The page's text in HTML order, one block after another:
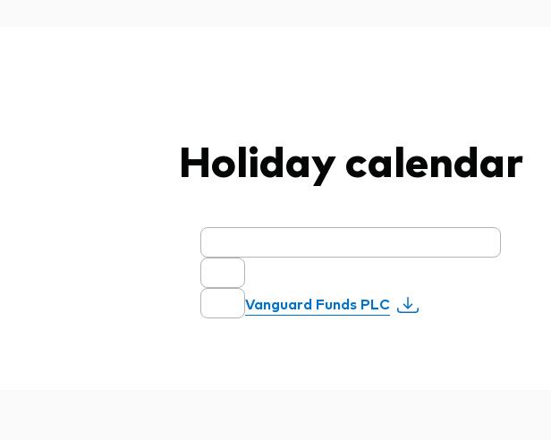
Holiday calendar
Vanguard Funds PLC